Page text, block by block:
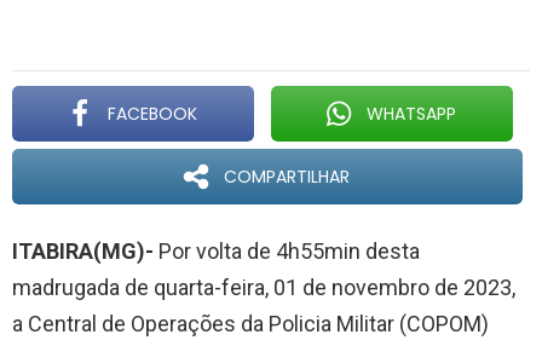
FACEBOOK WHATSAPP
COMPARTILHAR
ITABIRA(MG)- Por volta de 4h55min desta
madrugada de quarta-feira, 01 de novembro de 2023,
a Central de Operações da Policia Militar (COPOM)